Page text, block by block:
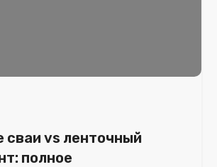
сваи vs ленточный
полное